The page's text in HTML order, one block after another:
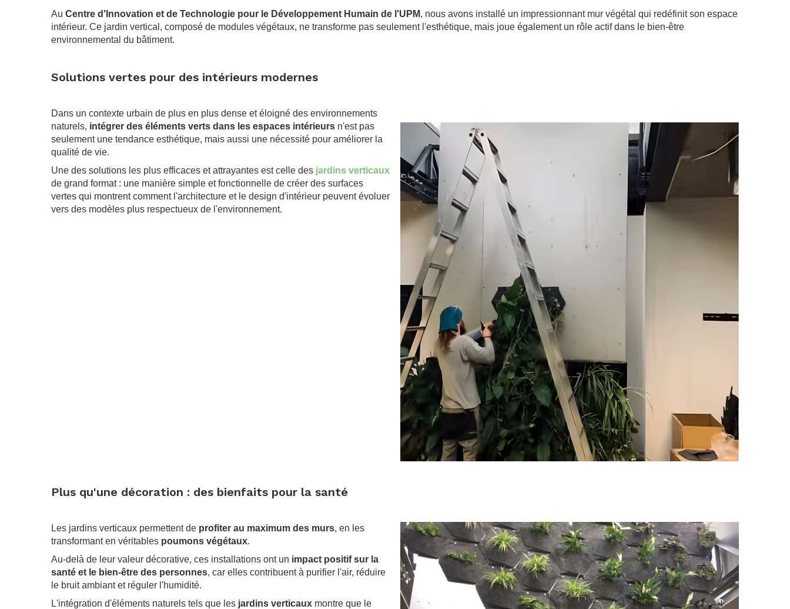
Au Centre d'Innovation et de Technologie pour le Développement Humain de l'UPM, nous avons installé un impressionnant mur végétal qui redéfinit son espace
intérieur. Ce jardin vertical, composé de modules végétaux, ne transforme pas seulement l'esthétique, mais joue également un rôle actif dans le bien-être
environnemental du bâtiment.
Solutions vertes pour des intérieurs modernes
Dans un contexte urbain de plus en plus dense et éloigné des environnements
naturels, intégrer des éléments verts dans les espaces intérieurs n'est pas
seulement une tendance esthétique, mais aussi une nécessité pour améliorer la
qualité de vie.
Une des solutions les plus efficaces et attrayantes est celle des jardins verticaux
de grand format : une manière simple et fonctionnelle de créer des surfaces
vertes qui montrent comment l'architecture et le design d'intérieur peuvent évoluer
vers des modèles plus respectueux de l'environnement.
Plus qu'une décoration : des bienfaits pour la santé
Les jardins verticaux permettent de profiter au maximum des murs, en les
transformant en véritables poumons végétaux.
Au-delà de leur valeur décorative, ces installations ont un impact positif sur la
santé et le bien-être des personnes, car elles contribuent à purifier l'air, réduire
le bruit ambiant et réguler l'humidité.
L'intégration d'éléments naturels tels que les jardins verticaux montre que le